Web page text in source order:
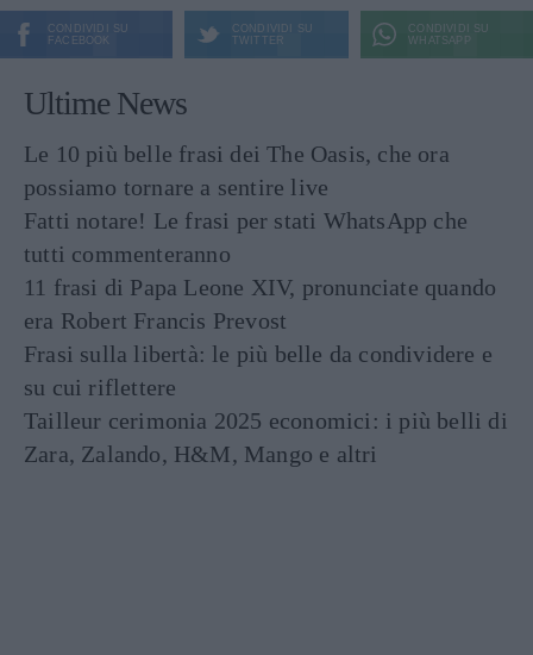
CONDIVIDI SU
FACEBOOK
CONDIVIDI SU
TWITTER
CONDIVIDI SU
WHATSAPP
Ultime News
Le 10 più belle frasi dei The Oasis, che ora
possiamo tornare a sentire live
Fatti notare! Le frasi per stati WhatsApp che
tutti commenteranno
11 frasi di Papa Leone XIV, pronunciate quando
era Robert Francis Prevost
Frasi sulla libertà: le più belle da condividere e
su cui riflettere
Tailleur cerimonia 2025 economici: i più belli di
Zara, Zalando, H&M, Mango e altri